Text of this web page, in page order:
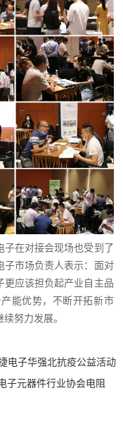
子在对接会现场也受到了
子市场负责人表示：面对
更应该担负起产业自主品
能优势，不断开拓新市
努力发展。
电子华强北抗疫公益活动
子元器件行业协会电阻